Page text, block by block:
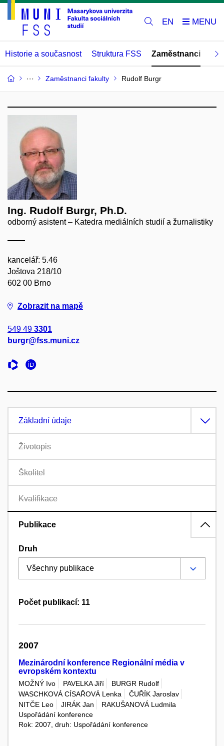
EN
Historie a současnost Struktura FSS Zaměstnanci
Zaměstnanci fakulty Rudolf Burgr
Ing. Rudolf Burgr, Ph.D.
odborný asistent – Katedra mediálních studií a žurnalistiky
kancelář: 5.46
Joštova 218/10
602 00 Brno
Zobrazit na mapě
549 49 3301
burgr@fss.muni.cz
Základní údaje
Životopis
Školitel
Kvalifikace
Publikace
Druh
Počet publikací: 11
2007
Mezinárodní konference Regionální média v
evropském kontextu
MOŽNÝ Ivo PAVELKA Jiří
BURGR Rudolf
WASCHKOVÁ CÍSAŘOVÁ Lenka
ČUŘÍK Jaroslav
NITČE Leo
JIRÁK Jan
RAKUŠANOVÁ Ludmila
Uspořádání konference
Rok: 2007, druh: Uspořádání konference